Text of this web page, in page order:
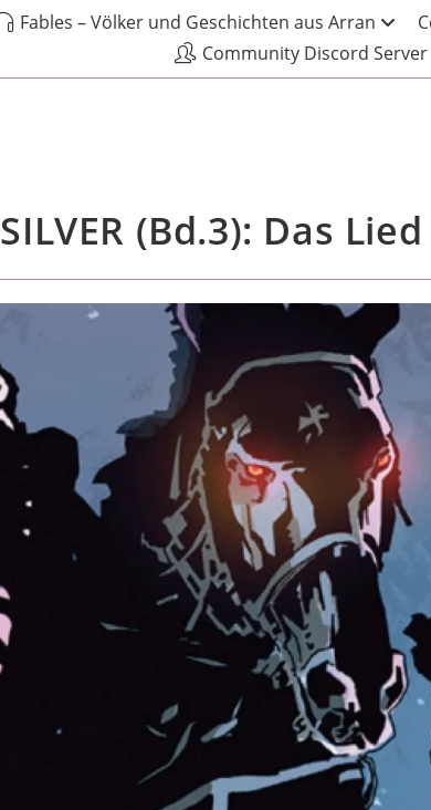
Fables – Völker und Geschichten aus Arran
Community Discord Server
SILVER (Bd.3): Das